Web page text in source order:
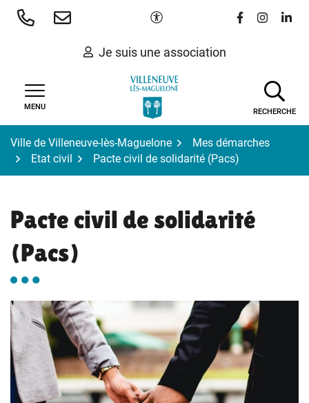
Aller
Paramètres d'accessibilité
Lien vers le
Lien vers
Lien
Je suis une association
MENU
RECHERCHE
Ville de Villeneuve-lès-Maguelone
Mes démarches
Etat civil
Pacte civil de solidarité (Pacs)
Pacte civil de solidarité
(Pacs)